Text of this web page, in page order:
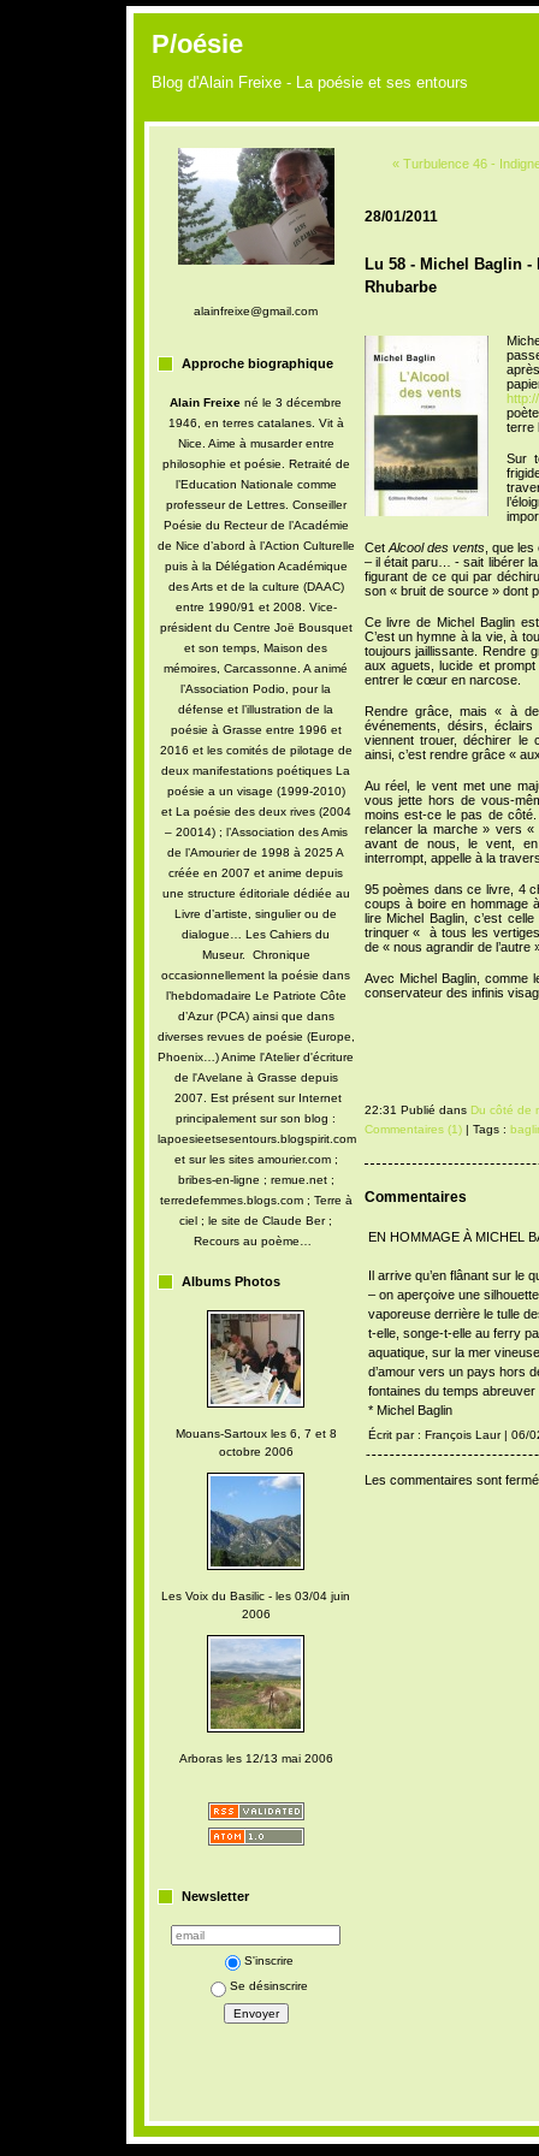
P/oésie
Blog d'Alain Freixe - La poésie et ses entours
alainfreixe@gmail.com
Approche biographique
Alain Freixe né le 3 décembre
1946, en terres catalanes. Vit à
Nice. Aime à musarder entre
philosophie et poésie. Retraité de
l’Education Nationale comme
professeur de Lettres. Conseiller
Poésie du Recteur de l’Académie
de Nice d’abord à l’Action Culturelle
puis à la Délégation Académique
des Arts et de la culture (DAAC)
entre 1990/91 et 2008. Vice-
président du Centre Joë Bousquet
et son temps, Maison des
mémoires, Carcassonne. A animé
l’Association Podio, pour la
défense et l’illustration de la
poésie à Grasse entre 1996 et
2016 et les comités de pilotage de
deux manifestations poétiques La
poésie a un visage (1999-2010)
et La poésie des deux rives (2004
– 20014) ; l’Association des Amis
de l’Amourier de 1998 à 2025 A
créée en 2007 et anime depuis
une structure éditoriale dédiée au
Livre d’artiste, singulier ou de
dialogue… Les Cahiers du
Museur. Chronique
occasionnellement la poésie dans
l’hebdomadaire Le Patriote Côte
d’Azur (PCA) ainsi que dans
diverses revues de poésie (Europe,
Phoenix…) Anime l'Atelier d'écriture
de l'Avelane à Grasse depuis
2007. Est présent sur Internet
principalement sur son blog :
lapoesieetsesentours.blogspirit.com
et sur les sites amourier.com ;
bribes-en-ligne ; remue.net ;
terredefemmes.blogs.com ; Terre à
ciel ; le site de Claude Ber ;
Recours au poème…
Albums Photos
Mouans-Sartoux les 6, 7 et 8
octobre 2006
Les Voix du Basilic - les 03/04 juin
2006
Arboras les 12/13 mai 2006
Newsletter
S'inscrire
Se désinscrire
« Turbulence 46 -
28/01/2011
Lu 58 - Michel Baglin
Rhubarbe
terre
Sur
Cet Alcool des vents, que les
– il était paru… - sait libérer
figurant de ce qui par
son « bruit de source » dont
Ce livre de Michel Baglin
C’est un hymne à la vie, à
toujours jaillissante. Rendre
aux aguets, lucide et
entrer le cœur en narcose.
Rendre grâce, mais « à
événements, désirs,
viennent trouer, déchirer le
ainsi, c’est rendre grâce «
Au réel, le vent met une
vous jette hors de vous-
moins est-ce le pas de
relancer la marche » vers «
avant de nous, le vent,
interrompt, appelle à la
95 poèmes dans ce livre, 4
coups à boire en hommage
lire Michel Baglin, c’est
trinquer « à tous les
de « nous agrandir de l’autre
Avec Michel Baglin, comme
conservateur des infinis
22:31 Publié dans Du côté de
Commentaires (1)| Tags :
Commentaires
EN HOMMAGE À MICHEL
Il arrive qu’en flânant sur le
– on aperçoive une
vaporeuse derrière le tulle
t-elle, songe-t-elle au ferry
aquatique, sur la mer
d’amour vers un pays hors
fontaines du temps
* Michel Baglin
Écrit par : François Laur | 06/
Les commentaires sont